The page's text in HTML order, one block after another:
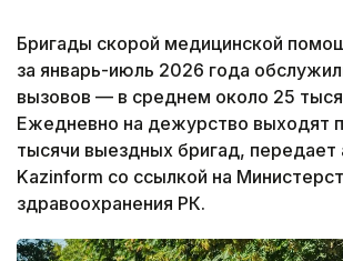
Бригады скорой медицинской
за январь-июль 2026 года
вызовов — в среднем около 25
Ежедневно на дежурство выходят
тысячи выездных бригад, передает
Kazinform со ссылкой на
здравоохранения РК.